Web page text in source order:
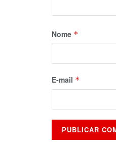
Nome *
E-mail *